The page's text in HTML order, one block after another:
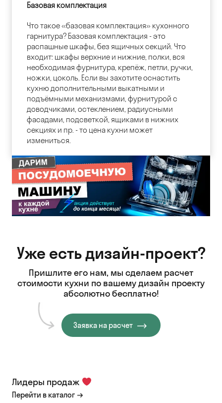
Базовая комплектация
Что такое «базовая комплектация» кухонного
гарнитура? Базовая комплектация - это
распашные шкафы, без ящичных секций. Что
входит: шкафы верхние и нижние, полки, вся
необходимая фурнитура, крепёж, петли, ручки,
ножки, цоколь. Если вы захотите оснастить
кухню дополнительными выкатными и
подъёмными механизмами, фурнитурой с
доводчиками, остеклением, радиусными
фасадами, подсветкой, ящиками в нижних
секциях и пр. - то цена кухни может
измениться.
Уже есть дизайн-проект?
Пришлите его нам, мы сделаем расчет
стоимости кухни по вашему дизайн проекту
абсолютно бесплатно!
Заявка на расчет
Лидеры продаж
Перейти в каталог